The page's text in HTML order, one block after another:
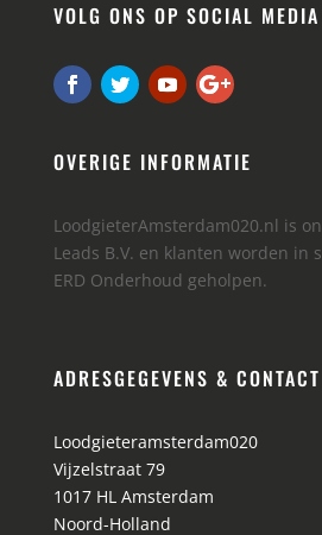
VOLG ONS OP SOCIAL MEDIA
OVERIGE INFORMATIE
LoodgieterAmsterdam020.nl is
Leads B.V. en klanten worden in
ERD Onderhoud geholpen.
ADRESGEGEVENS & CONTACT
Loodgieteramsterdam020
Vijzelstraat 79
1017 HL Amsterdam
Noord-Holland